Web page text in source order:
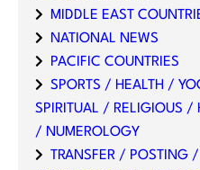
MIDDLE EAST
NATIONAL NEWS
PACIFIC COUNTRIES
SPORTS / HEALTH /
SPIRITUAL / RELIGIOUS /
/ NUMEROLOGY
TRANSFER / POSTING